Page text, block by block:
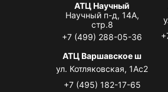
АТЦ Научный
Научный п-д, 14А,
стр.8
+7 (499) 288-05-36
АТЦ Варшавское ш
ул. Котляковская, 1Ас2
+7 (495) 182-17-65